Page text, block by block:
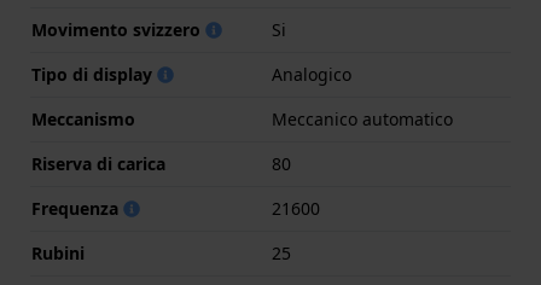
Movimento svizzero
Si
Tipo di display
Analogico
Meccanismo
Meccanico automatico
Riserva di carica
80
Frequenza
21600
Rubini
25